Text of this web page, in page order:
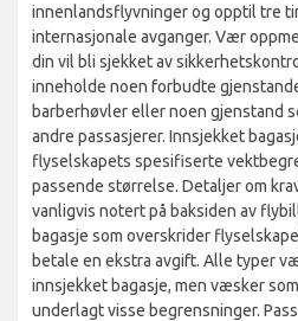
innenlandsflyvninger og opptil tre
internasjonale avganger. Vær
din vil bli sjekket av
inneholde noen forbudte
barberhøvler eller noen gjenstand
andre passasjerer. Innsjekket
flyselskapets spesifiserte
passende størrelse. Detaljer om
vanligvis notert på baksiden av
bagasje som overskrider
betale en ekstra avgift. Alle typer
innsjekket bagasje, men væsker
underlagt visse begrensninger.